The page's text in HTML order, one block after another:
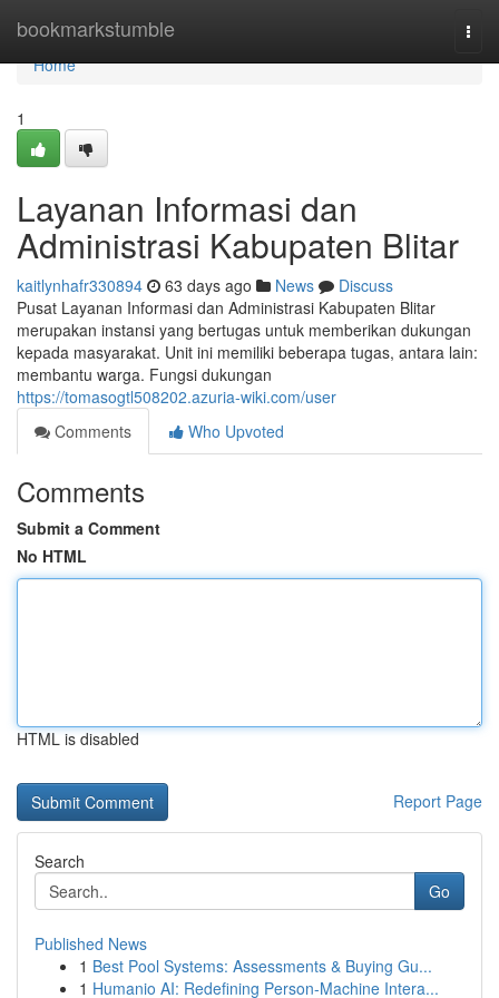
bookmarkstumble
Home
Home
1
Layanan Informasi dan
Administrasi Kabupaten Blitar
kaitlynhafr330894 63 days ago News
Discuss
Pusat Layanan Informasi dan Administrasi Kabupaten Blitar
merupakan instansi yang bertugas untuk memberikan dukungan
kepada masyarakat. Unit ini memiliki beberapa tugas, antara lain:
membantu warga. Fungsi dukungan
https://tomasogtl508202.azuria-wiki.com/user
Comments
Who Upvoted
Comments
Submit a Comment
No HTML
HTML is disabled
Report Page
Search
Go
Published News
1 Best Pool Systems: Assessments & Buying Gu...
1 Humanio AI: Redefining Person-Machine Intera...